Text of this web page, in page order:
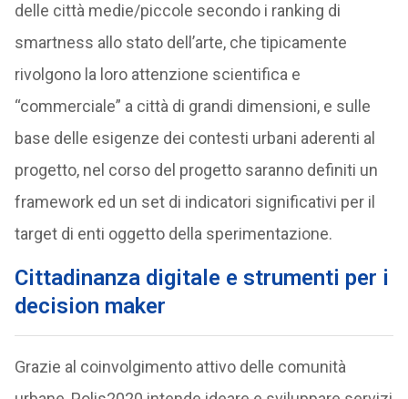
delle città medie/piccole secondo i ranking di
smartness allo stato dell’arte, che tipicamente
rivolgono la loro attenzione scientifica e
“commerciale” a città di grandi dimensioni, e sulle
base delle esigenze dei contesti urbani aderenti al
progetto, nel corso del progetto saranno definiti un
framework ed un set di indicatori significativi per il
target di enti oggetto della sperimentazione.
Cittadinanza digitale e strumenti per i
decision maker
Grazie al coinvolgimento attivo delle comunità